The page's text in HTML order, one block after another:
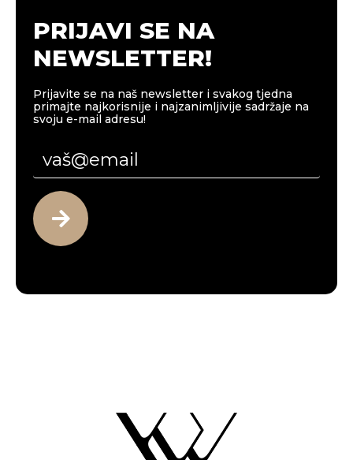
PRIJAVI SE NA
NEWSLETTER!
Prijavite se na naš newsletter i svakog tjedna
primajte najkorisnije i najzanimljivije sadržaje na
svoju e-mail adresu!